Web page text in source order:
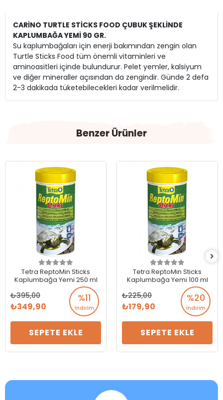
CARİNO TURTLE STİCKS FOOD ÇUBUK ŞEKLİNDE
KAPLUMBAĞA YEMİ 90 GR.
Su kaplumbağaları için enerji bakımından zengin olan
Turtle Sticks Food tüm önemli vitaminleri ve
aminoasitleri içinde bulundurur. Pelet yemler, kalsiyum
ve diğer mineraller açısından da zengindir. Günde 2 defa
2-3 dakikada tüketebilecekleri kadar verilmelidir.
Benzer Ürünler
Tetra ReptoMin Sticks
Kaplumbağa Yemi 250 ml
%11
İndirim
395,00
349,90
SEPETE EKLE
Tetra ReptoMin Sticks
Kaplumbağa Yemi 100 ml
%20
İndirim
225,00
179,90
SEPETE EKLE